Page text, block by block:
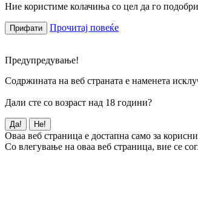
Ние користиме колачиња со цел да го
Прифати Прочитај повеќе
Предупредување!
Содржината на веб страната е наменета
Дали сте со возраст над 18 години?
Да! Не!
Оваа веб страница е достапна само за
Со влегување на оваа веб страница, вие се